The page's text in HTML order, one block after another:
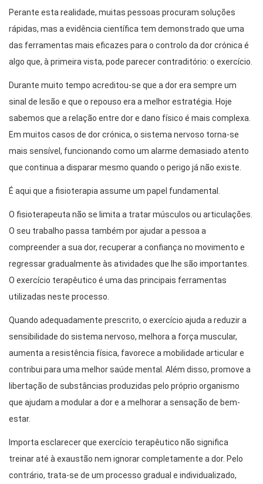
Perante esta realidade, muitas pessoas procuram soluções
rápidas, mas a evidência científica tem demonstrado que uma
das ferramentas mais eficazes para o controlo da dor crónica é
algo que, à primeira vista, pode parecer contraditório: o exercício.
Durante muito tempo acreditou-se que a dor era sempre um
sinal de lesão e que o repouso era a melhor estratégia. Hoje
sabemos que a relação entre dor e dano físico é mais complexa.
Em muitos casos de dor crónica, o sistema nervoso torna-se
mais sensível, funcionando como um alarme demasiado atento
que continua a disparar mesmo quando o perigo já não existe.
É aqui que a fisioterapia assume um papel fundamental.
O fisioterapeuta não se limita a tratar músculos ou articulações.
O seu trabalho passa também por ajudar a pessoa a
compreender a sua dor, recuperar a confiança no movimento e
regressar gradualmente às atividades que lhe são importantes.
O exercício terapêutico é uma das principais ferramentas
utilizadas neste processo.
Quando adequadamente prescrito, o exercício ajuda a reduzir a
sensibilidade do sistema nervoso, melhora a força muscular,
aumenta a resistência física, favorece a mobilidade articular e
contribui para uma melhor saúde mental. Além disso, promove a
libertação de substâncias produzidas pelo próprio organismo
que ajudam a modular a dor e a melhorar a sensação de bem-
estar.
Importa esclarecer que exercício terapêutico não significa
treinar até à exaustão nem ignorar completamente a dor. Pelo
contrário, trata-se de um processo gradual e individualizado,